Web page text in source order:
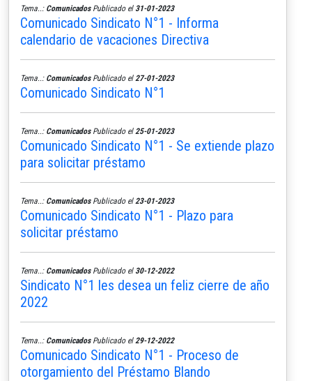
Tema..: ComunicadosPublicado el 31-01-2023
Comunicado Sindicato N°1 - Informa
calendario de vacaciones Directiva
Tema..: ComunicadosPublicado el 27-01-2023
Comunicado Sindicato N°1
Tema..: ComunicadosPublicado el 25-01-2023
Comunicado Sindicato N°1 - Se extiende plazo
para solicitar préstamo
Tema..: ComunicadosPublicado el 23-01-2023
Comunicado Sindicato N°1 - Plazo para
solicitar préstamo
Tema..: ComunicadosPublicado el 30-12-2022
Sindicato N°1 les desea un feliz cierre de año
2022
Tema..: ComunicadosPublicado el 29-12-2022
Comunicado Sindicato N°1 - Proceso de
otorgamiento del Préstamo Blando